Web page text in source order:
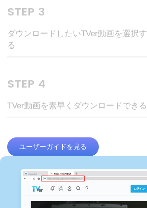
STEP 3
ダウンロードしたいTVer動画を選択す
る
STEP 4
TVer動画を素早くダウンロードできる
ユーザーガイドを見る